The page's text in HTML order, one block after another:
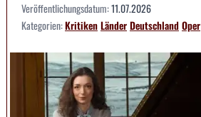
Veröffentlichungsdatum:11.07.2026
Kategorien:KritikenLänderDeutschlandOper